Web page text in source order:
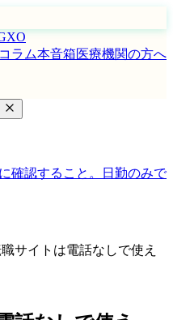
コラム本音箱医療機関の方へ
確認すること。日勤のみで
サイトは電話なしで使え